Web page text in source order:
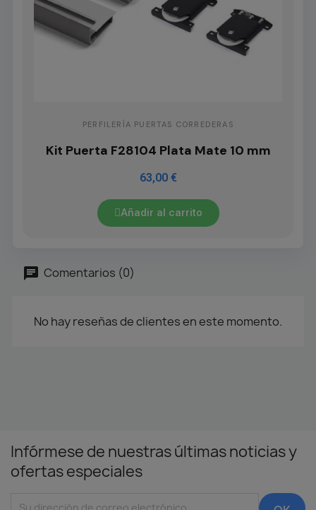
PERFILERÍA PUERTAS CORREDERAS
Kit Puerta F28104 Plata Mate 10 mm
63,00 €
Añadir al carrito
Comentarios (0)
No hay reseñas de clientes en este momento.
Infórmese de nuestras últimas noticias y
ofertas especiales